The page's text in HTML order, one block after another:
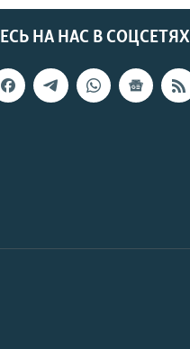
НА НАС В СОЦСЕТЯХ